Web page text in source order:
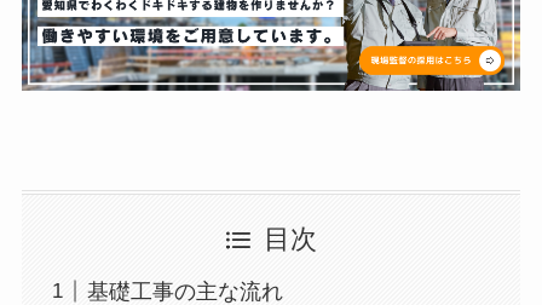
目次
基礎工事の主な流れ